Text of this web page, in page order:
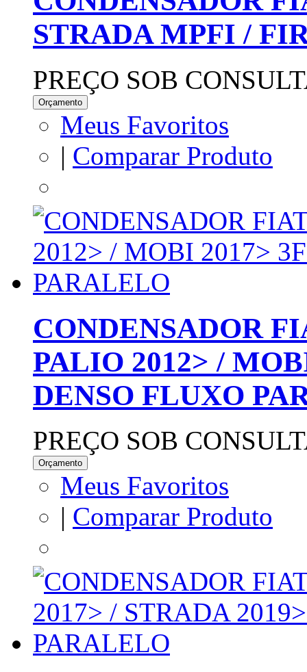
STRADA MPFI /
PREÇO SOB
Orçamento
Meus Favoritos
| Comparar Produto
CONDENSADOR
PALIO 2012> /
DENSO FLUXO
PREÇO SOB
Orçamento
Meus Favoritos
| Comparar Produto